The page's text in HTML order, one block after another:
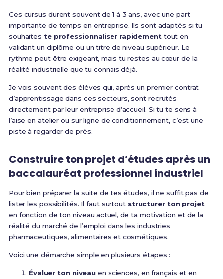
Ces cursus durent souvent de 1 à 3 ans, avec une part
importante de temps en entreprise. Ils sont adaptés si tu
souhaites te professionnaliser rapidementtout en
validant un diplôme ou un titre de niveau supérieur. Le
rythme peut être exigeant, mais tu restes au cœur de la
réalité industrielle que tu connais déjà.
Je vois souvent des élèves qui, après un premier contrat
d’apprentissage dans ces secteurs, sont recrutés
directement par leur entreprise d’accueil. Si tu te sens à
l’aise en atelier ou sur ligne de conditionnement, c’est une
piste à regarder de près.
Construire ton projet d’études après un
baccalauréat professionnel industriel
Pour bien préparer la suite de tes études, il ne suffit pas de
lister les possibilités. Il faut surtout structurer ton projet
en fonction de ton niveau actuel, de ta motivation et de la
réalité du marché de l’emploi dans les industries
pharmaceutiques, alimentaires et cosmétiques.
Voici une démarche simple en plusieurs étapes :
Évaluer ton niveau en sciences, en français et en